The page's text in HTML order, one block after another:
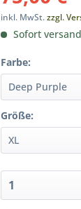
inkl. MwSt.zzgl.
Sofort
Farbe:
Größe: